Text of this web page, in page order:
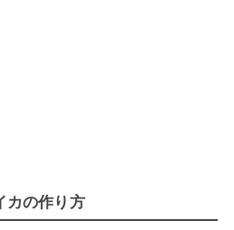
カの作り方